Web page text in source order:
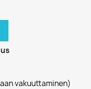
vakuuttaminen)